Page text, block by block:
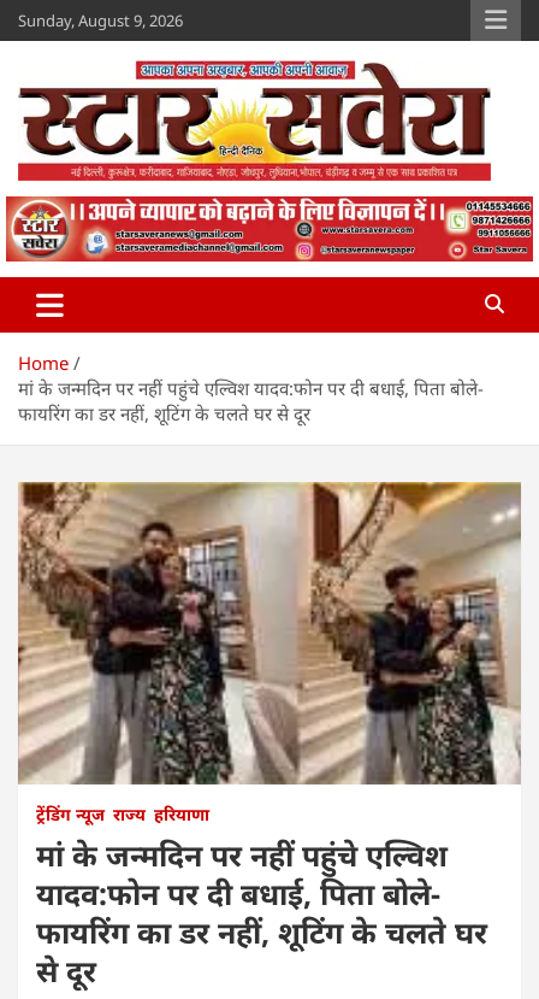
Skip
to
Sunday, August 9, 2026
Star Savera
www.starsavera.com
Home
मां के जन्मदिन पर नहीं पहुंचे एल्विश यादव:फोन पर दी बधाई, पिता बोले-
फायरिंग का डर नहीं, शूटिंग के चलते घर से दूर
ट्रेंडिंग न्यूज राज्य हरियाणा
मां के जन्मदिन पर नहीं पहुंचे एल्विश
यादव:फोन पर दी बधाई, पिता बोले-
फायरिंग का डर नहीं, शूटिंग के चलते घर
से दूर